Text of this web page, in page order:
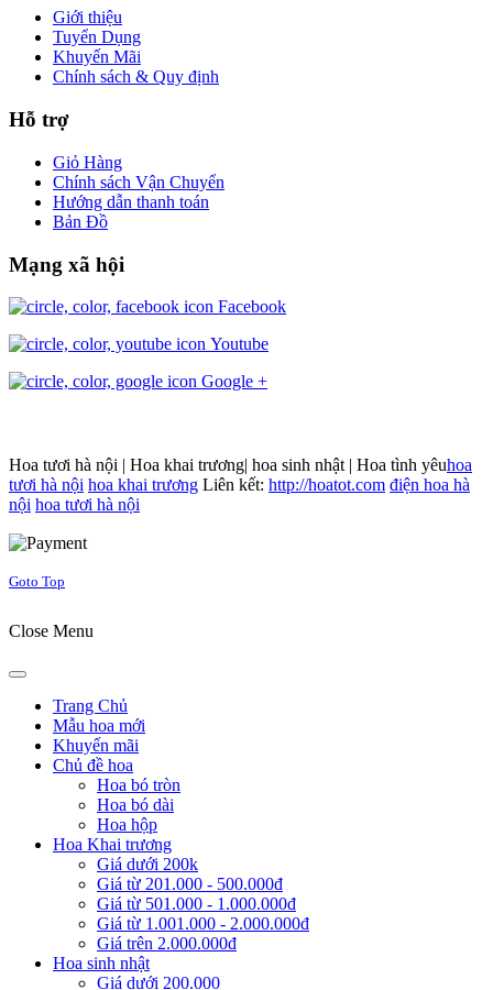
Giới thiệu
Tuyển Dụng
Khuyến Mãi
Chính sách & Quy định
Hỗ trợ
Giỏ Hàng
Chính sách Vận Chuyển
Hướng dẫn thanh toán
Bản Đồ
Mạng xã hội
Facebook
Youtube
Google +
Hoa tươi hà nội | Hoa khai trương| hoa sinh nhật | Hoa tình yêuhoa
tươi hà nội hoa khai trương Liên kết: http://hoatot.com điện hoa hà
nội hoa tươi hà nội
Goto Top
Close Menu
Trang Chủ
Mẫu hoa mới
Khuyến mãi
Chủ đề hoa
Hoa bó tròn
Hoa bó dài
Hoa hộp
Hoa Khai trương
Giá dưới 200k
Giá từ 201.000 - 500.000đ
Giá từ 501.000 - 1.000.000đ
Giá từ 1.001.000 - 2.000.000đ
Giá trên 2.000.000đ
Hoa sinh nhật
Giá dưới 200.000